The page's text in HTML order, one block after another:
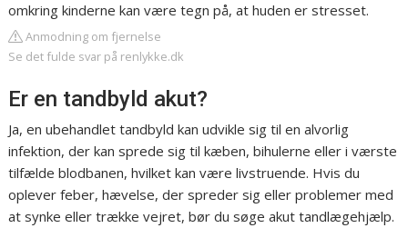
omkring kinderne kan være tegn på, at huden er stresset.
Anmodning om fjernelse
Se det fulde svar på renlykke.dk
Er en tandbyld akut?
Ja, en ubehandlet tandbyld kan udvikle sig til en alvorlig
infektion, der kan sprede sig til kæben, bihulerne eller i værste
tilfælde blodbanen, hvilket kan være livstruende. Hvis du
oplever feber, hævelse, der spreder sig eller problemer med
at synke eller trække vejret, bør du søge akut tandlægehjælp.